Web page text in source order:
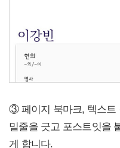
③ 페이지 북마크, 텍스트
밑줄을 긋고 포스트잇을
게 합니다.